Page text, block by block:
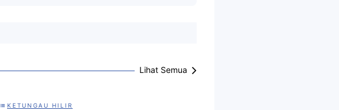
Lihat Semua
KETUNGAU HILIR